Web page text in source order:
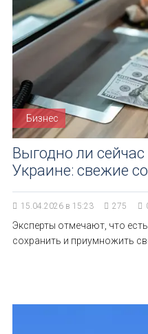
Бизнес
Выгодно ли
Украине: свежие
15.04.2026 в 15:23 275
Эксперты отмечают, что
сохранить и приумножить